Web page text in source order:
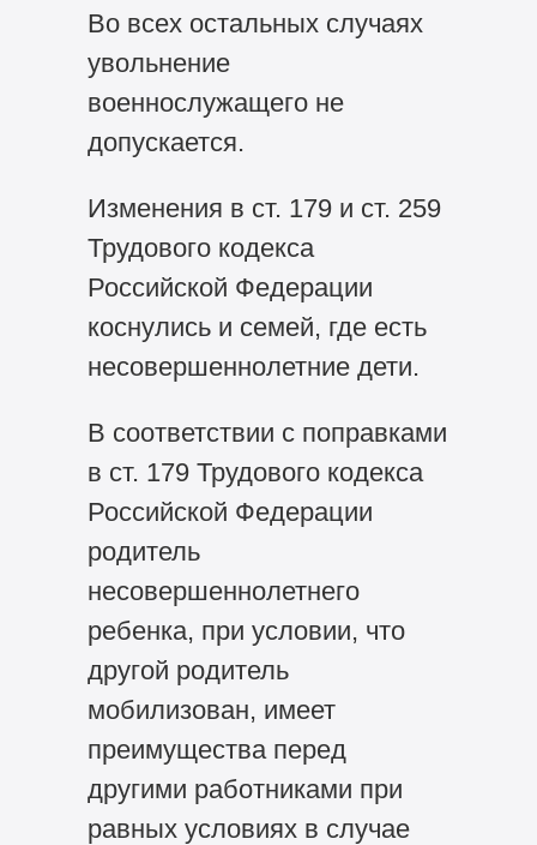
Во всех остальных случаях
увольнение
военнослужащего не
допускается.
Изменения в ст. 179 и ст. 259
Трудового кодекса
Российской Федерации
коснулись и семей, где есть
несовершеннолетние дети.
В соответствии с поправками
в ст. 179 Трудового кодекса
Российской Федерации
родитель
несовершеннолетнего
ребенка, при условии, что
другой родитель
мобилизован, имеет
преимущества перед
другими работниками при
равных условиях в случае